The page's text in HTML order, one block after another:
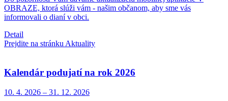
OBRAZE, ktorá slúži vám - našim občanom, aby sme vás
informovali o dianí v obci.
Detail
Prejdite na stránku Aktuality
Kalendár podujatí na rok 2026
10. 4. 2026 – 31. 12. 2026